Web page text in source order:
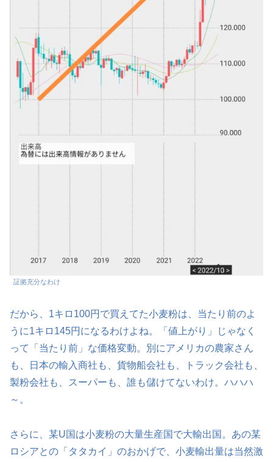
証拠充分なわけ
だから、1キロ100円で買えてた小麦粉は、当たり前のよ
うに1キロ145円になるわけよね。「値上がり」じゃなく
って「当たり前」な価格変動。別にアメリカの農家さん
も、日本の輸入商社も、貨物船会社も、トラック会社も、
製粉会社も、スーパーも、誰も儲けてないわけ。ハハハ
～。
さらに、某U国は小麦粉の大量生産国で大輸出国。あの某
ロシアとの「タタカイ」のおかげで、小麦輸出量は当然激